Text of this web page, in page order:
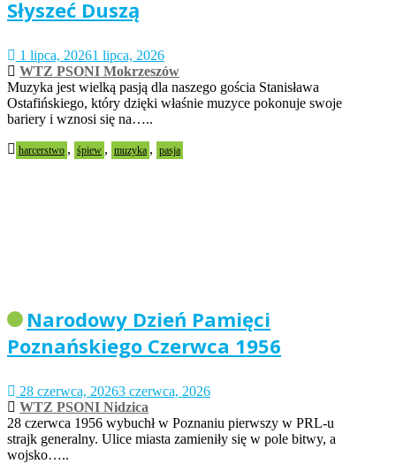
Słyszeć Duszą
1 lipca, 20261 lipca, 2026
WTZ PSONI Mokrzeszów
Muzyka jest wielką pasją dla naszego gościa Stanisława
Ostafińskiego, który dzięki właśnie muzyce pokonuje swoje
bariery i wznosi się na…..
harcerstwo , śpiew , muzyka , pasja
Narodowy Dzień Pamięci
Poznańskiego Czerwca 1956
28 czerwca, 20263 czerwca, 2026
WTZ PSONI Nidzica
28 czerwca 1956 wybuchł w Poznaniu pierwszy w PRL-u
strajk generalny. Ulice miasta zamieniły się w pole bitwy, a
wojsko…..